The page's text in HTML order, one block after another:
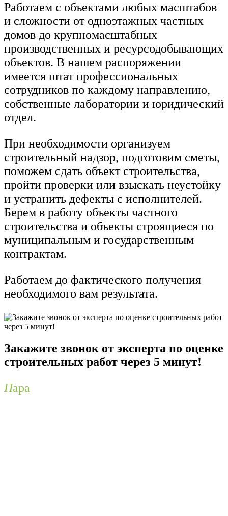
Работаем с объектами любых масштабов
и сложности от одноэтажных частных
домов до крупномасштабных
производственных и ресурсодобывающих
объектов. В нашем распоряжении
имеется штат профессиональных
сотрудников по каждому направлению,
собственные лаборатории и юридический
отдел.
При необходимости организуем
строительный надзор, подготовим сметы,
поможем сдать объект строительства,
пройти проверки или взыскать неустойку
и устранить дефекты с исполнителей.
Берем в работу объекты частного
строительства и объекты строящиеся по
муниципальным и государственным
контрактам.
Работаем до фактического получения
необходимого вам результата.
Закажите звонок от эксперта по оценке
строительных работ через 5 минут!
Пара